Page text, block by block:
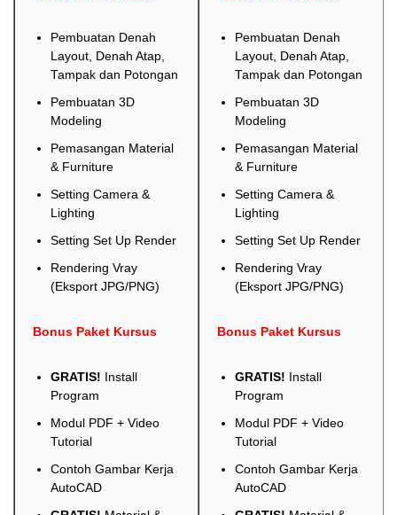
Pembuatan Denah
Layout, Denah Atap,
Tampak dan Potongan
Pembuatan 3D
Modeling
Pemasangan Material
& Furniture
Setting Camera &
Lighting
Setting Set Up Render
Rendering Vray
(Eksport JPG/PNG)
Bonus Paket Kursus
GRATIS! Install
Program
Modul PDF + Video
Tutorial
Contoh Gambar Kerja
AutoCAD
Pembuatan Denah
Layout, Denah Atap,
Tampak dan Potongan
Pembuatan 3D
Modeling
Pemasangan Material
& Furniture
Setting Camera &
Lighting
Setting Set Up Render
Rendering Vray
(Eksport JPG/PNG)
Bonus Paket Kursus
GRATIS! Install
Program
Modul PDF + Video
Tutorial
Contoh Gambar Kerja
AutoCAD